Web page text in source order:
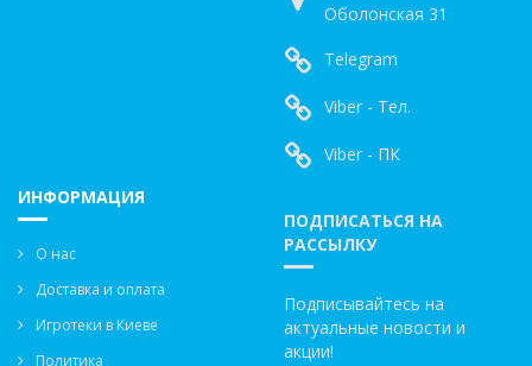
Оболонская 31
Telegram
Viber - Тел.
Viber - ПК
ИНФОРМАЦИЯ
О нас
Доставка и оплата
Игротеки в Киеве
Политика
ПОДПИСАТЬСЯ НА
РАССЫЛКУ
Подписывайтесь на
актуальные новости и
акции!